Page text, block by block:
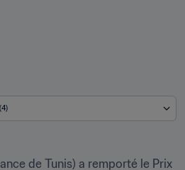
de Tunis) a remporté le Prix